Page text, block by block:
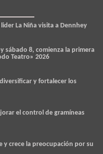
La Niña visita a Dennhey
sábado 8, comienza la primera
Teatro» 2026
y fortalecer los
el control de gramíneas
y crece la preocupación por su